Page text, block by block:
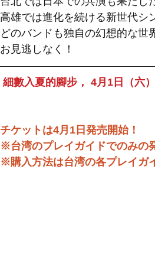
高雄では進化を続ける新世代シ
どのバンドも独自の幻想的な世
お見逃しなく！
細數入夏的腳步， 4月1日（六
チケットは4月1日発売開始！
※台湾のプレイガイドでのみの
※購入方法は台湾の各プレイガ